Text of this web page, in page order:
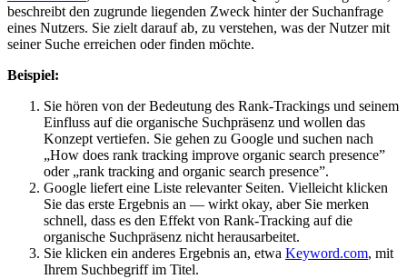
beschreibt den zugrunde liegenden Zweck hinter der Suchanfrage
eines Nutzers. Sie zielt darauf ab, zu verstehen, was der Nutzer mit
seiner Suche erreichen oder finden möchte.
Beispiel:
Sie hören von der Bedeutung des Rank-Trackings und seinem
Einfluss auf die organische Suchpräsenz und wollen das
Konzept vertiefen. Sie gehen zu Google und suchen nach
„How does rank tracking improve organic search presence”
oder „rank tracking and organic search presence”.
Google liefert eine Liste relevanter Seiten. Vielleicht klicken
Sie das erste Ergebnis an — wirkt okay, aber Sie merken
schnell, dass es den Effekt von Rank-Tracking auf die
organische Suchpräsenz nicht herausarbeitet.
Sie klicken ein anderes Ergebnis an, etwa Keyword.com, mit
Ihrem Suchbegriff im Titel.